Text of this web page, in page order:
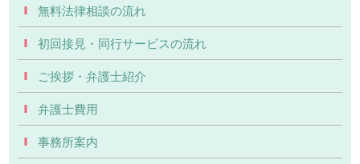
無料法律相談の流れ
初回接見・同行サービスの流れ
ご挨拶・弁護士紹介
弁護士費用
事務所案内